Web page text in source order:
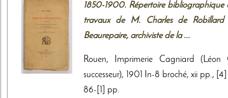
1850-1900. Répertoire bibliographique
travaux de M. Charles de Robillard
Beaurepaire, archiviste de la ...
Rouen, Imprimerie Cagniard (Léon
successeur), 1901 In-8 broché, xii pp.,
86-[1] pp.